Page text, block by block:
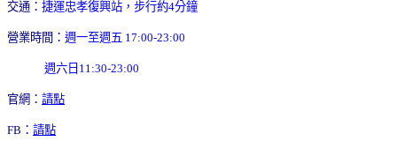
交通： 捷運忠孝復興站，步行約4分鐘
營業時間： 週一至週五 17:00-23:00
週六日11:30-23:00
官網： 請點
FB： 請點